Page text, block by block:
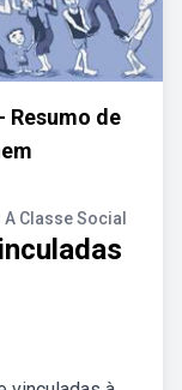
Resumo de
Classe Social